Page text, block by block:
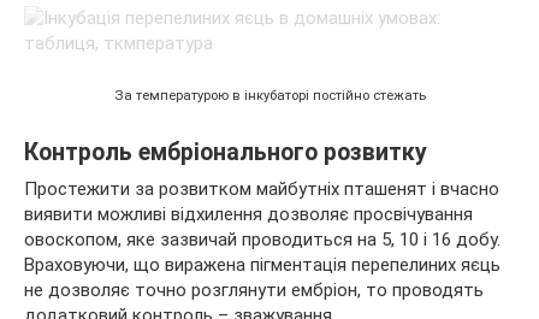
За температурою в інкубаторі постійно стежать
Контроль ембріонального розвитку
Простежити за розвитком майбутніх пташенят і вчасно
виявити можливі відхилення дозволяє просвічування
овоскопом, яке зазвичай проводиться на 5, 10 і 16 добу.
Враховуючи, що виражена пігментація перепелиних яєць
не дозволяє точно розглянути ембріон, то проводять